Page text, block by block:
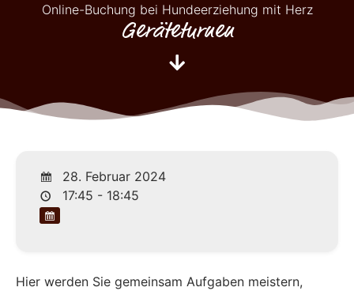
Online-Buchung bei Hundeerziehung mit Herz
Geräteturnen
28. Februar 2024
17:45 - 18:45
Hier werden Sie gemeinsam Aufgaben meistern,